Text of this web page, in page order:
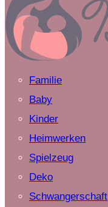
Familie
Baby
Kinder
Heimwerken
Spielzeug
Deko
Schwangerschaft